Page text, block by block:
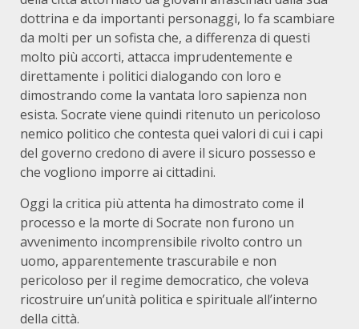
dottrina e da importanti personaggi, lo fa scambiare
da molti per un sofista che, a differenza di questi
molto più accorti, attacca imprudentemente e
direttamente i politici dialogando con loro e
dimostrando come la vantata loro sapienza non
esista. Socrate viene quindi ritenuto un pericoloso
nemico politico che contesta quei valori di cui i capi
del governo credono di avere il sicuro possesso e
che vogliono imporre ai cittadini.
Oggi la critica più attenta ha dimostrato come il
processo e la morte di Socrate non furono un
avvenimento incomprensibile rivolto contro un
uomo, apparentemente trascurabile e non
pericoloso per il regime democratico, che voleva
ricostruire un’unità politica e spirituale all’interno
della città.